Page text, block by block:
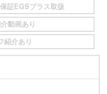
証EGSプラス取扱
動画あり
紹介あり